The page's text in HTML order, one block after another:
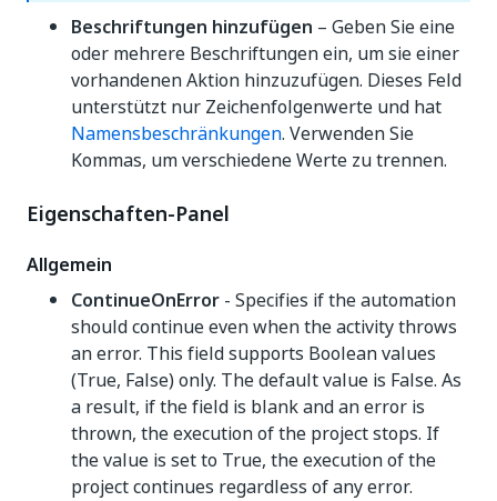
Beschriftungen hinzufügen – Geben Sie eine
oder mehrere Beschriftungen ein, um sie einer
vorhandenen Aktion hinzuzufügen. Dieses Feld
unterstützt nur Zeichenfolgenwerte und hat
Namensbeschränkungen. Verwenden Sie
Kommas, um verschiedene Werte zu trennen.
Eigenschaften-Panel
Allgemein
ContinueOnError - Specifies if the automation
should continue even when the activity throws
an error. This field supports Boolean values
(True, False) only. The default value is False. As
a result, if the field is blank and an error is
thrown, the execution of the project stops. If
the value is set to True, the execution of the
project continues regardless of any error.